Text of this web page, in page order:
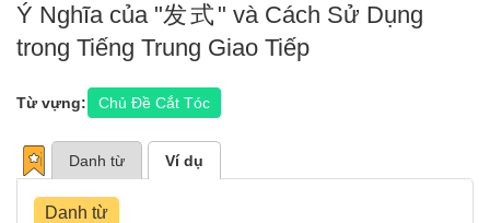
Ý Nghĩa của "发式 " và Cách Sử Dụng
trong Tiếng Trung Giao Tiếp
Từ vựng: Chủ Đề Cắt Tóc
Danh từ Ví dụ
Danh từ